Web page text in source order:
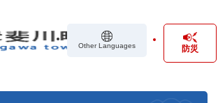
Other Languages 防災